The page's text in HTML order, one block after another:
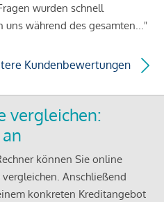
wurden schnell
während des gesamten..."
Kundenbewertungen
vergleichen:
können Sie online
Anschließend
konkreten Kreditangebot